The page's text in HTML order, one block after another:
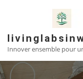
Innover ensemble pour